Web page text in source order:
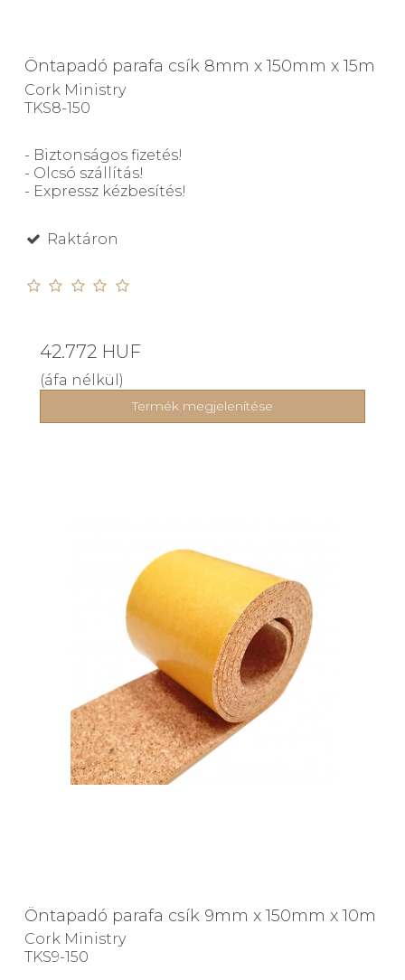
Öntapadó parafa csík 8mm x 150mm x 15m
Cork Ministry
TKS8-150
- Biztonságos fizetés!
- Olcsó szállítás!
- Expressz kézbesítés!
Raktáron
42.772 HUF
(áfa nélkül)
Termék megjelenítése
Öntapadó parafa csík 9mm x 150mm x 10m
Cork Ministry
TKS9-150